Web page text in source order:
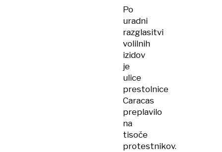
Po
uradni
razglasitvi
volilnih
izidov
je
ulice
prestolnice
Caracas
preplavilo
na
tisoče
protestnikov.